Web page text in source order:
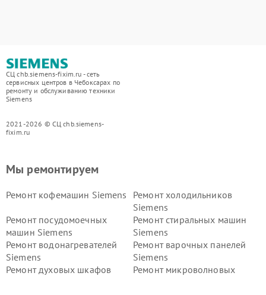
СЦ chb.siemens-fixim.ru - сеть
сервисных центров в Чебоксарах по
ремонту и обслуживанию техники
Siemens
2021-2026 © СЦ chb.siemens-
fixim.ru
Мы ремонтируем
Ремонт кофемашин Siemens
Ремонт холодильников
Siemens
Ремонт посудомоечных
машин Siemens
Ремонт стиральных машин
Siemens
Ремонт водонагревателей
Siemens
Ремонт варочных панелей
Siemens
Ремонт духовых шкафов
Ремонт микроволновых